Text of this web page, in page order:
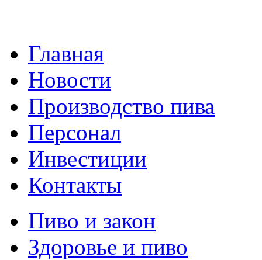
Главная
Новости
Производство пива
Персонал
Инвестиции
Контакты
Пиво и закон
Здоровье и пиво